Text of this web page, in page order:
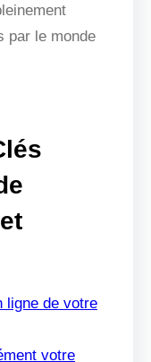
par le monde
ligne de votre
votre